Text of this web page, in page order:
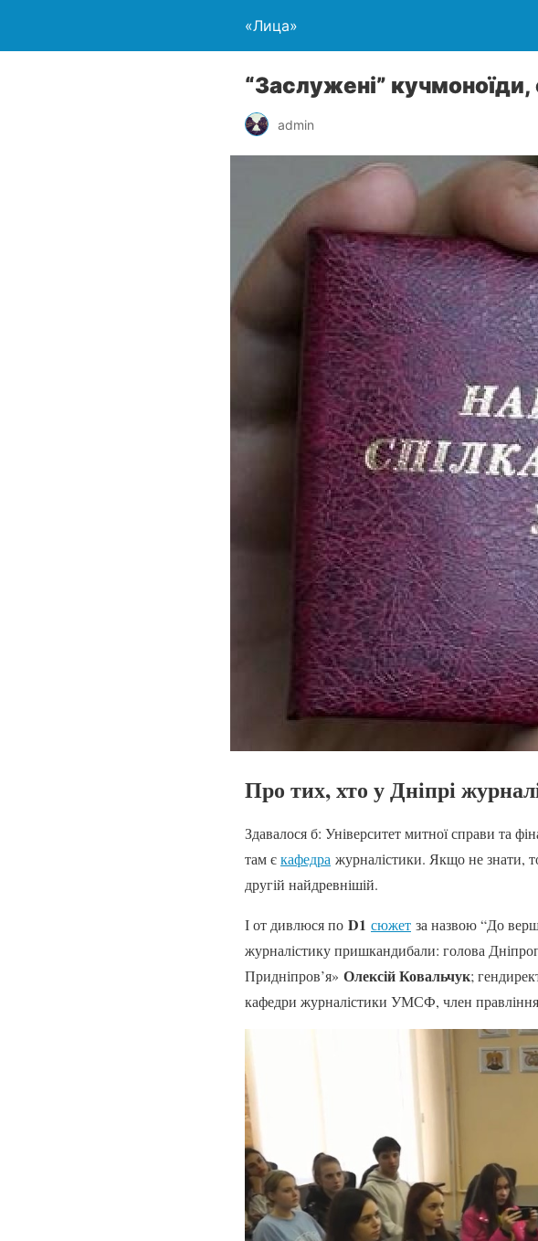
«Лица»
“Заслужені”
admin
Про тих, хто у Дніпрі
Здавалося б: Університет митної справи та
там єкафедра журналістики. Якщо не знати,
другій найдревнішій.
І от дивлюся по D1 сюжет за назвою “До
журналістику пришкандибали: голова
Придніпров’я» Олексій Ковальчук;
кафедри журналістики УМСФ, член